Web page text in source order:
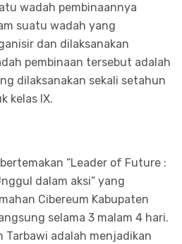
wadah pembinaannya
suatu wadah yang
dan dilaksanakan
pembinaan tersebut adalah
dilaksanakan sekali setahun
kelas IX.
“Leader of Future :
dalam aksi” yang
Cibereum Kabupaten
selama 3 malam 4 hari.
Tarbawi adalah menjadikan